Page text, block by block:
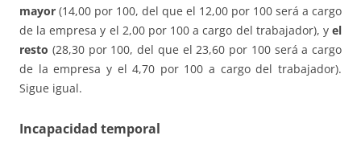
mayor (14,00 por 100, del que el 12,00 por 100 será a cargo
de la empresa y el 2,00 por 100 a cargo del trabajador), y el
resto (28,30 por 100, del que el 23,60 por 100 será a cargo
de la empresa y el 4,70 por 100 a cargo del trabajador).
Sigue igual.
Incapacidad temporal